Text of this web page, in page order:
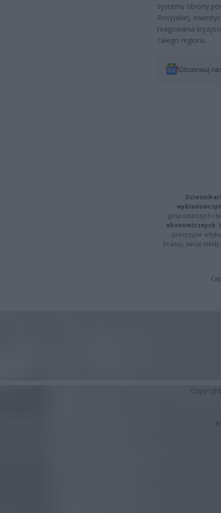
systemu obrony
Rosyjskiej,
reagowania
całego regionu.
Obserwuj
gospodarczych i
ekonomicznych.
precyzyjne
branży, swoje